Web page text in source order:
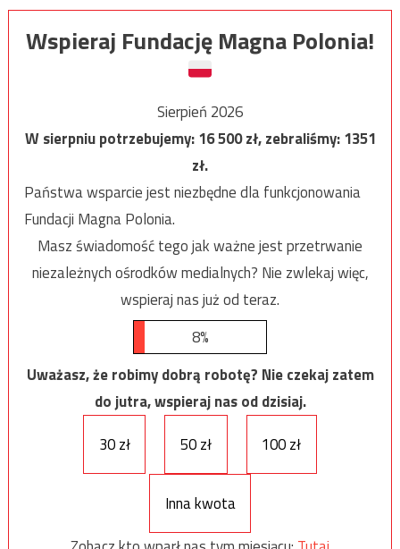
Wspieraj Fundację Magna Polonia!
Sierpień 2026
W sierpniu potrzebujemy:16 500zł, zebraliśmy:1351
zł.
Państwa wsparcie jest niezbędne dla funkcjonowania
Fundacji Magna Polonia.
Masz świadomość tego jak ważne jest przetrwanie
niezależnych ośrodków medialnych? Nie zwlekaj więc,
wspieraj nas już od teraz.
8%
Uważasz, że robimy dobrą robotę? Nie czekaj zatem
do jutra, wspieraj nas od dzisiaj.
30 zł
50 zł 100 zł
Inna kwota